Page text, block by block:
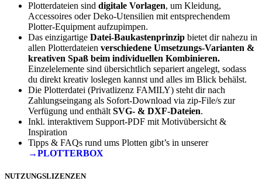
Plotterdateien sind digitale Vorlagen, um Kleidung,
Accessoires oder Deko-Utensilien mit entsprechendem
Plotter-Equipment aufzupimpen.
Das einzigartige Datei-Baukastenprinzip bietet dir nahezu in
allen Plotterdateien verschiedene Umsetzungs-Varianten &
kreativen Spaß beim individuellen Kombinieren.
Einzelelemente sind übersichtlich separiert angelegt, sodass
du direkt kreativ loslegen kannst und alles im Blick behälst.
Die Plotterdatei (Privatlizenz FAMILY) steht dir nach
Zahlungseingang als Sofort-Download via zip-File/s zur
Verfügung und enthält SVG- & DXF-Dateien.
Inkl. interaktivem Support-PDF mit Motivübersicht &
Inspiration
Tipps & FAQs rund ums Plotten gibt’s in unserer
→PLOTTERBOX
NUTZUNGSLIZENZEN